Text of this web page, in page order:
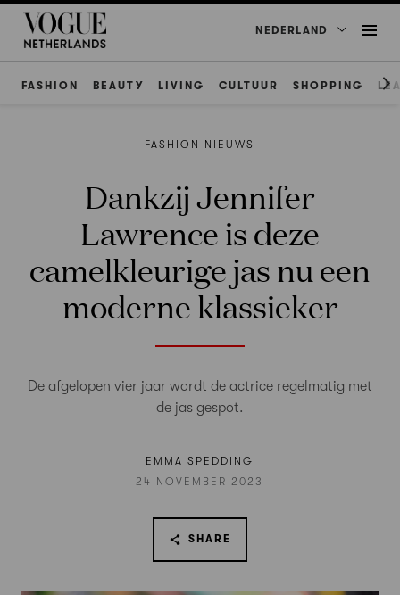
NEDERLAND
FASHION BEAUTY LIVING CULTUUR SHOPPING
FASHION NIEUWS
Dankzij Jennifer
Lawrence is deze
camelkleurige jas nu een
moderne klassieker
De afgelopen vier jaar wordt de actrice regelmatig met
de jas gespot.
EMMA SPEDDING
24 NOVEMBER 2023
SHARE